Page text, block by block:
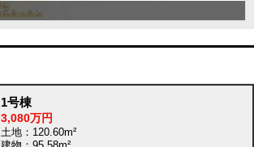
1号棟
3,080万円
土地：120.60m²